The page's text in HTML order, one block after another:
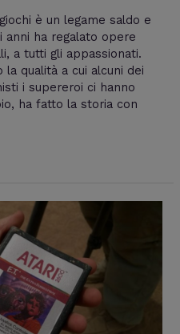
è un legame saldo e
anni ha regalato opere
a tutti gli appassionati.
qualità a cui alcuni dei
i supereroi ci hanno
ha fatto la storia con